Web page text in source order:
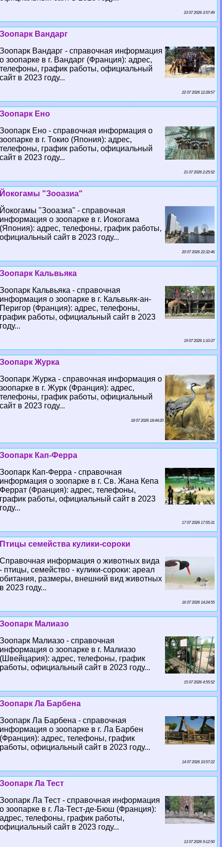
23 07 2026 3:57:49
Зоопарк Вандарг
Зоопарк Вандарг - справочная информация
о зоопарке в г. Вандарг (Франция): адрес,
телефоны, график работы, официальный
сайт в 2023 году...
22 07 2026 12:28:57
Зоопарк Ено
Зоопарк Ено - справочная информация о
зоопарке в г. Токио (Япония): адрес,
телефоны, график работы, официальный
сайт в 2023 году...
21 07 2026 2:25:52
Йокогамы "Зооазиа"
Йокогамы "Зооазиа" - справочная
информация о зоопарке в г. Иокогама
(Япония): адрес, телефоны, график работы,
официальный сайт в 2023 году...
20 07 2026 22:32:46
Зоопарк Кальвьяка
Зоопарк Кальвьяка - справочная
информация о зоопарке в г. Кальвьяк-ан-
Перигор (Франция): адрес, телефоны,
график работы, официальный сайт в 2023
году...
19 07 2026 1:10:37
Зоопарк Журка
Зоопарк Журка - справочная информация о
зоопарке в г. Журк (Франция): адрес,
телефоны, график работы, официальный
сайт в 2023 году...
18 07 2026 18:44:20
Зоопарк Кап-Ферра
Зоопарк Кап-Ферра - справочная
информация о зоопарке в г. Св. Жана Кепа
Феррат (Франция): адрес, телефоны,
график работы, официальный сайт в 2023
году...
17 07 2026 17:55:31
Птицы семейства кулики-сороки
Справочная информация о животных вида
- птицы, семейство - кулики-сороки: ареал
обитания, размеры, внешний вид животных
в 2023 году...
16 07 2026 14:24:55
Зоопарк Малиазо
Зоопарк Малиазо - справочная
информация о зоопарке в г. Малиазо
(Швейцария): адрес, телефоны, график
работы, официальный сайт в 2023 году...
15 07 2026 4:55:52
Зоопарк Ла Барбена
Зоопарк Ла Барбена - справочная
информация о зоопарке в г. Ла Барбен
(Франция): адрес, телефоны, график
работы, официальный сайт в 2023 году...
14 07 2026 10:57:22
Зоопарк Ла Тест
Зоопарк Ла Тест - справочная информация
о зоопарке в г. Ла-Тест-де-Бюш (Франция):
адрес, телефоны, график работы,
официальный сайт в 2023 году...
13 07 2026 9:12:50